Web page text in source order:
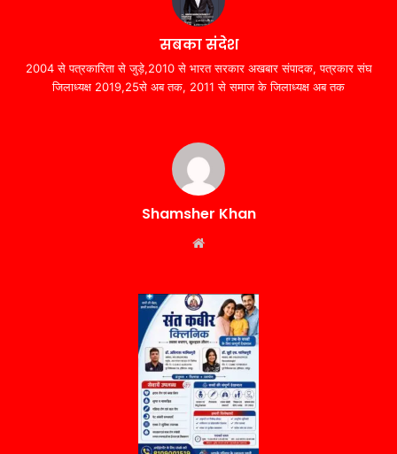
सबका संदेश
2004 से पत्रकारिता से जुड़े,2010 से भारत सरकार अखबार संपादक, पत्रकार संघ
जिलाध्यक्ष 2019,25से अब तक, 2011 से समाज के जिलाध्यक्ष अब तक
Shamsher Khan